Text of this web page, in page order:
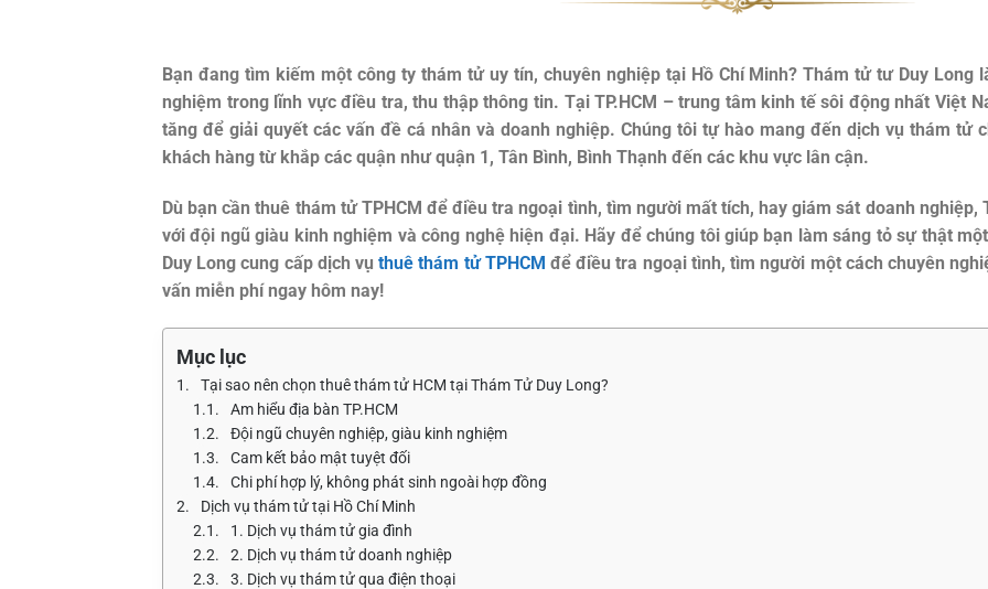
Bạn đang tìm kiếm một công ty thám tử uy tín, chuyên nghiệp tại Hồ Chí Minh? Thám tử tư Duy Long
nghiệm trong lĩnh vực điều tra, thu thập thông tin. Tại TP.HCM – trung tâm kinh tế sôi động nhất Việt
tăng để giải quyết các vấn đề cá nhân và doanh nghiệp. Chúng tôi tự hào mang đến dịch vụ thám tử
khách hàng từ khắp các quận như quận 1, Tân Bình, Bình Thạnh đến các khu vực lân cận.
Dù bạn cần thuê thám tử TPHCM để điều tra ngoại tình, tìm người mất tích, hay giám sát doanh
với đội ngũ giàu kinh nghiệm và công nghệ hiện đại. Hãy để chúng tôi giúp bạn làm sáng tỏ sự thật
Duy Long cung cấp dịch vụthuê thám tử TPHCM để điều tra ngoại tình, tìm người một cách chuyên
vấn miễn phí ngay hôm nay!
Mục lục
Tại sao nên chọn thuê thám tử HCM tại Thám Tử Duy Long?
Am hiểu địa bàn TP.HCM
Đội ngũ chuyên nghiệp, giàu kinh nghiệm
Cam kết bảo mật tuyệt đối
Chi phí hợp lý, không phát sinh ngoài hợp đồng
Dịch vụ thám tử tại Hồ Chí Minh
1. Dịch vụ thám tử gia đình
2. Dịch vụ thám tử doanh nghiệp
3. Dịch vụ thám tử qua điện thoại